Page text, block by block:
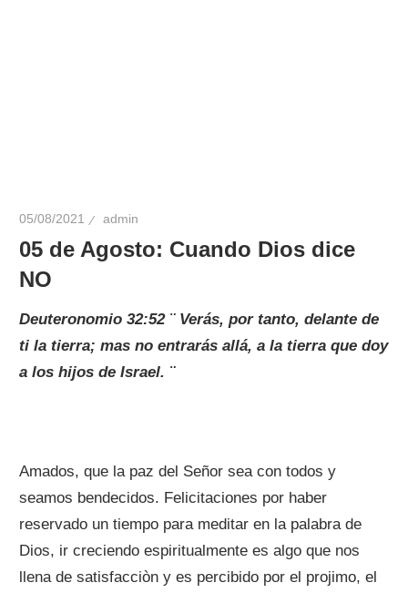
05/08/2021 admin
05 de Agosto: Cuando Dios dice
NO
Deuteronomio 32:52 ¨ Verás, por tanto, delante de
ti la tierra; mas no entrarás allá, a la tierra que doy
a los hijos de Israel. ¨
Amados, que la paz del Señor sea con todos y
seamos bendecidos. Felicitaciones por haber
reservado un tiempo para meditar en la palabra de
Dios, ir creciendo espiritualmente es algo que nos
llena de satisfacciòn y es percibido por el projimo, el